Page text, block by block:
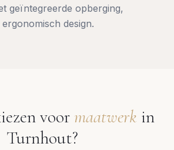
geïntegreerde opberging,
design.
voor maatwerk in
Turnhout?